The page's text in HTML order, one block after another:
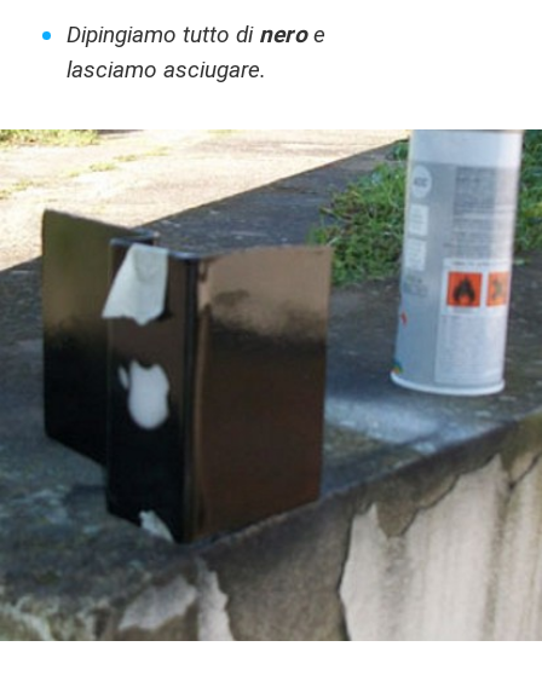
Dipingiamo tutto di neroe
lasciamo asciugare.